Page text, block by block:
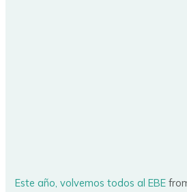
Este año, volvemos todos al EBE